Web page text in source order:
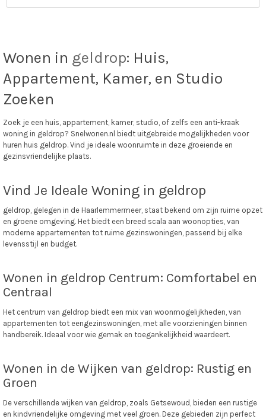
Wonen in geldrop: Huis,
Appartement, Kamer, en Studio
Zoeken
Zoek je een huis, appartement, kamer, studio, of zelfs een anti-kraak
woning in geldrop? Snelwonen.nl biedt uitgebreide mogelijkheden voor
huren huis geldrop. Vind je ideale woonruimte in deze groeiende en
gezinsvriendelijke plaats.
Vind Je Ideale Woning in geldrop
geldrop, gelegen in de Haarlemmermeer, staat bekend om zijn ruime opzet
en groene omgeving. Het biedt een breed scala aan woonopties, van
moderne appartementen tot ruime gezinswoningen, passend bij elke
levensstijl en budget.
Wonen in geldrop Centrum: Comfortabel en
Centraal
Het centrum van geldrop biedt een mix van woonmogelijkheden, van
appartementen tot eengezinswoningen, met alle voorzieningen binnen
handbereik. Ideaal voor wie gemak en toegankelijkheid waardeert.
Wonen in de Wijken van geldrop: Rustig en
Groen
De verschillende wijken van geldrop, zoals Getsewoud, bieden een rustige
en kindvriendelijke omgeving met veel groen. Deze gebieden zijn perfect